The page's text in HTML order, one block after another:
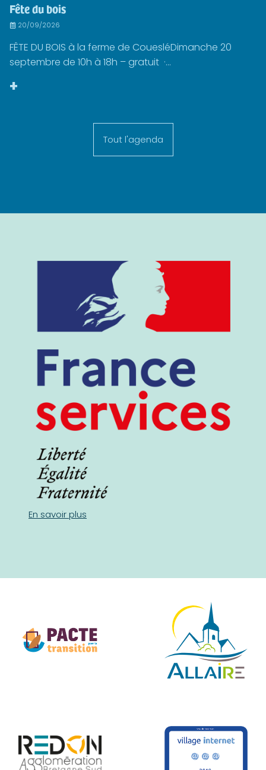
Fête du bois
20/09/2026
FÊTE DU BOIS à la ferme de CouesléDimanche 20
septembre de 10h à 18h – gratuit ·...
+
Tout l'agenda
En savoir plus